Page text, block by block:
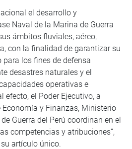
el desarrollo y
Naval de la Marina de Guerra
ámbitos fluviales, aéreo,
con la finalidad de garantizar su
los fines de defensa
desastres naturales y el
operativas e
el Poder Ejecutivo, a
y Finanzas, Ministerio
Guerra del Perú coordinan en el
competencias y atribuciones”,
artículo único.